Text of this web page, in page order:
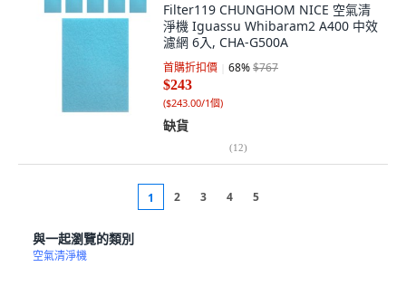
Filter119 CHUNGHOM NICE 空氣清
淨機 Iguassu Whibaram2 A400 中效
濾網 6入, CHA-G500A
首購折扣價 68%$767
$243
($243.00/1個)
缺貨
(12)
1 2 3 4 5
與一起瀏覽的類別
空氣清淨機